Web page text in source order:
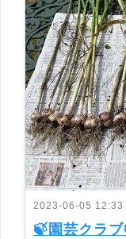
2023-06-05 12:33
🍃園芸クラ